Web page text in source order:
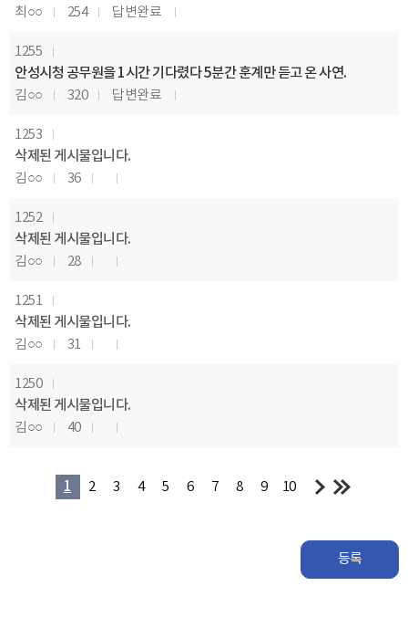
최○○ 254 답변완료
1255
안성시청 공무원을 1시간 기다렸다 5분간 훈계만 듣고 온 사연.
김○○ 320 답변완료
1253
삭제된 게시물입니다.
김○○ 36
1252
삭제된 게시물입니다.
김○○ 28
1251
삭제된 게시물입니다.
김○○ 31
1250
삭제된 게시물입니다.
김○○ 40
1 2 3 4 5 6 7 8 9 10
등록